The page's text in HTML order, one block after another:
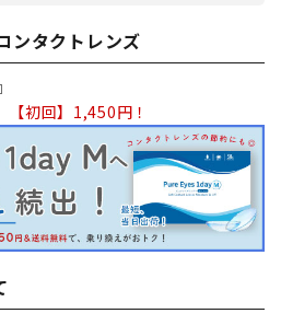
タクトレンズ
初回】1,450円！